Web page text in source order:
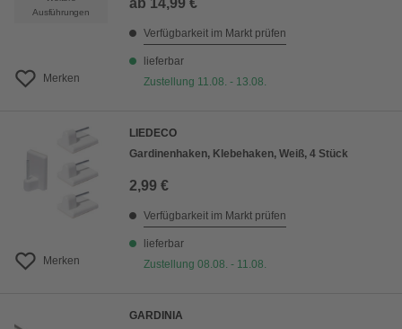
Ausführungen
Merken
ab 14,99 €
Verfügbarkeit im Markt prüfen
lieferbar
Zustellung 11.08. - 13.08.
Merken
LIEDECO
Gardinenhaken, Klebehaken, Weiß, 4 Stück
2,99 €
Verfügbarkeit im Markt prüfen
lieferbar
Zustellung 08.08. - 11.08.
GARDINIA